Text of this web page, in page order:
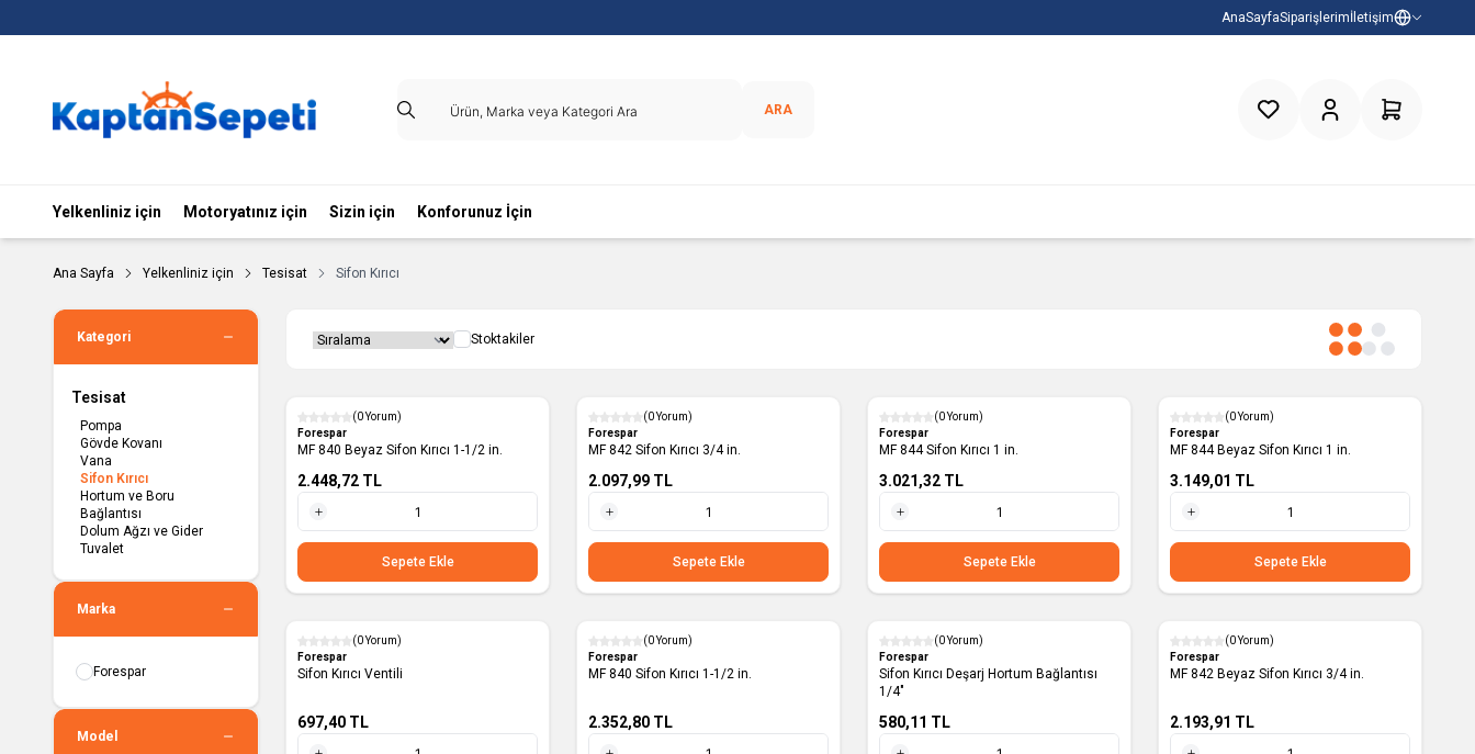
AnaSayfaSiparişlerimİletişim
ARA FavorilerimHesabım Sepetim
Yelkenliniz için Motoryatınız için Sizin için Konforunuz İçin
Ana Sayfa Yelkenliniz için Tesisat Sifon Kırıcı
Kategori
Tesisat
Pompa
Gövde Kovanı
Vana
Sifon Kırıcı
Hortum ve Boru
Bağlantısı
Dolum Ağzı ve Gider
Tuvalet
Marka
Forespar
Model
Stoktakiler
(0 Yorum)
Forespar
MF 840 Beyaz Sifon Kırıcı 1-1/2 in.
2.448,72 TL
1 Adet
Sepete Ekle
(0 Yorum)
Forespar
MF 842 Sifon Kırıcı 3/4 in.
2.097,99 TL
1 Adet
Sepete Ekle
(0 Yorum)
Forespar
MF 844 Sifon Kırıcı 1 in.
3.021,32 TL
1 Adet
Sepete Ekle
(0 Yorum)
Forespar
MF 844 Beyaz Sifon Kırıcı 1 in.
3.149,01 TL
1 Adet
Sepete Ekle
(0 Yorum)
Forespar
Sifon Kırıcı Ventili
697,40 TL
(0 Yorum)
Forespar
MF 840 Sifon Kırıcı 1-1/2 in.
2.352,80 TL
(0 Yorum)
Forespar
Sifon Kırıcı Deşarj Hortum Bağlantısı
1/4"
580,11 TL
(0 Yorum)
Forespar
MF 842 Beyaz Sifon Kırıcı 3/4 in.
2.193,91 TL